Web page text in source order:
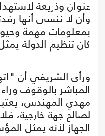
عنوان وذريعة
وأن لا ننسى أنها
بمعلومات مهمة
كان تنظيم الدولة
ورأى الشريفي أن
المباشر بالوقوف
مهدي المهندس،
لصالح جهة خارجية،
الجهاز لأنه يمثل